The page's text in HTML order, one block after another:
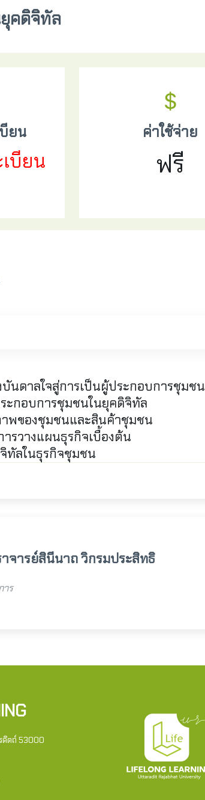
คดิจิทัล
ยน
บียน
ค่าใช้จ่าย
ฟรี
บันดาลใจสู่การเป็นผู้ประกอบการชุมชน
ระกอบการชุมชนในยุคดิจิทัล
พของชุมชนและสินค้าชุมชน
วางแผนธุรกิจเบื้องต้น
ทัลในธุรกิจชุมชน
จารย์สินีนาถ วิกรมประสิทธิ
าร
ดิตถ์ 53000